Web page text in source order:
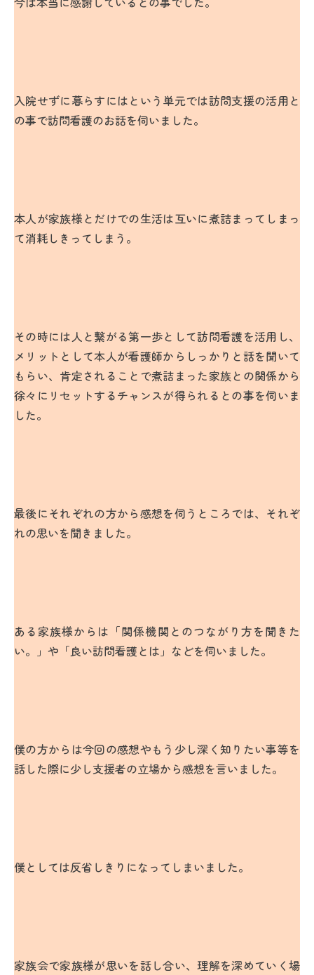
入院せずに暮らすにはという単元では訪問支援の活用と
の事で訪問看護のお話を伺いました。
本人が家族様とだけでの生活は互いに煮詰まってしまっ
て消耗しきってしまう。
その時には人と繋がる第一歩として訪問看護を活用し、
メリットとして本人が看護師からしっかりと話を聞いて
もらい、肯定されることで煮詰まった家族との関係から
徐々にリセットするチャンスが得られるとの事を伺いま
した。
最後にそれぞれの方から感想を伺うところでは、それぞ
れの思いを聞きました。
ある家族様からは「関係機関とのつながり方を聞きた
い。」や「良い訪問看護とは」などを伺いました。
僕の方からは今回の感想やもう少し深く知りたい事等を
話した際に少し支援者の立場から感想を言いました。
僕としては反省しきりになってしまいました。
家族会で家族様が思いを話し合い、理解を深めていく場